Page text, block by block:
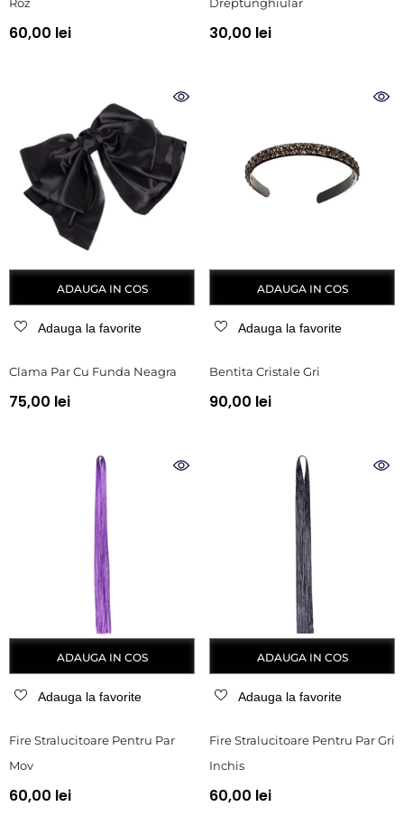
60,00 lei 30,00 lei
ADAUGA IN COS
Adauga la favorite
Clama Par Cu Funda Neagra
75,00 lei
ADAUGA IN COS
Adauga la favorite
Bentita Cristale Gri
90,00 lei
ADAUGA IN COS
Adauga la favorite
Fire Stralucitoare Pentru Par
Mov
60,00 lei
ADAUGA IN COS
Adauga la favorite
Fire Stralucitoare Pentru Par Gri
Inchis
60,00 lei